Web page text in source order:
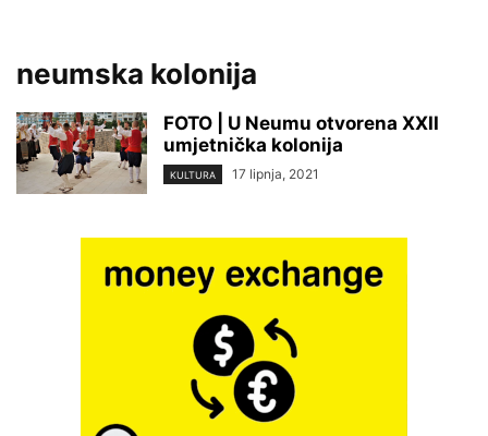
neumska kolonija
FOTO | U Neumu otvorena XXII
umjetnička kolonija
KULTURA 17 lipnja, 2021